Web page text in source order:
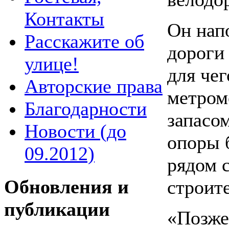
Контакты
Расскажите об
улице!
Авторские права
Благодарности
Новости (до
09.2012)
Обновления и
публикации
Он
для
опоры
рядом